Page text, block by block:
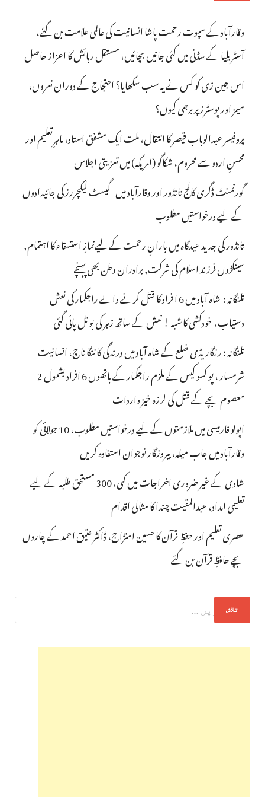
وقارآباد کے سپوت رحمت پاشا انسانیت کی عالمی علامت بن گئے،
آسٹریلیا کے سڈنی میں کئی جانیں بچائیں، مستقل رہائش کا اعزاز حاصل
اس جین زی کو کس نے یہ سب سکھایا؟ احتجاج کے دوران نعروں،
میمز اور پوسٹرز پر برہمی کیوں؟
پروفیسر عبدالوہاب قیصر کا انتقال، ملت ایک مشفق استاد، ماہرِتعلیم اور
محسنِ اردو سے محروم، شکاگو (امریکہ) میں تعزیتی اجلاس
گورنمنٹ ڈگری کالج تانڈور اور وقارآباد میں گیسٹ لیکچررز کی جائیدادوں
کے لیے درخواستیں مطلوب
تانڈور کی جدید عیدگاہ میں بارانِ رحمت کے لیےنمازِ استسقاء کا اہتمام,
سینکڑوں فرزند اسلام کی شرکت, برادران وطن بھی پہنچے
تلنگانہ : شاہ آباد میں 6 ا فراد کا قتل کرنے والے راجکمار کی نعش
دستیاب، خودکشی کا شبہ ! نعش کے ساتھ زہر کی بوتل پائی گئی
تلنگانہ : رنگاریڈی ضلع کے شاہ آباد میں درندگی کا ننگا ناچ، انسانیت
شرمسار ، پو کسو کیس کے ملزم راجکمار کے ہاتھوں 6 افراد بشمول 2
معصوم بچے کے قتل کی لرزہ خیز واردات
اپولو فارمیسی میں ملازمتوں کے لیے درخواستیں مطلوب، 10 جولائی کو
وقارآباد میں جاب میلہ، بیروزگار نوجوان استفادہ کریں
شادی کے غیر ضروری اخراجات میں کمی، 300 مستحق طلبہ کے لیے
تعلیمی امداد، عبدالمقیت چندا کا مثالی اقدام
عصری تعلیم اور حفظِ قرآن کا حسین امتزاج، ڈاکٹر عتیق احمد کے چاروں
بچے حافظِ قرآن بن گئے